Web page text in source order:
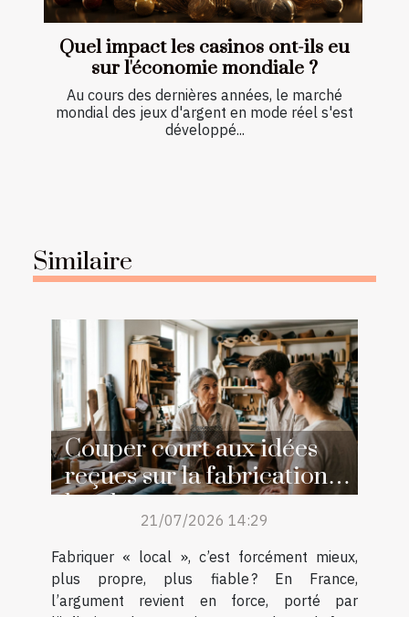
Quel impact les casinos ont-ils eu
sur l'économie mondiale ?
Au cours des dernières années, le marché
mondial des jeux d'argent en mode réel s'est
développé...
Similaire
Couper court aux idées
reçues sur la fabrication
locale
21/07/2026 14:29
Fabriquer « local », c’est forcément mieux,
plus propre, plus fiable ? En France,
l’argument revient en force, porté par